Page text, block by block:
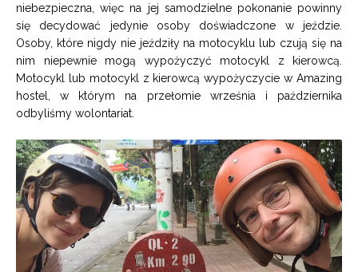
niebezpieczna, więc na jej samodzielne pokonanie powinny
się decydować jedynie osoby doświadczone w jeździe.
Osoby, które nigdy nie jeździły na motocyklu lub czują się na
nim niepewnie mogą wypożyczyć motocykl z kierowcą.
Motocykl lub motocykl z kierowcą wypożyczycie w Amazing
hostel,
w którym na przełomie września i października
odbyliśmy wolontariat.